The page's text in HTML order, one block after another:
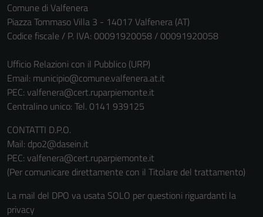
Comune di Valfenera
Piazza Tommaso Villa 3 - 14017 Valfenera (AT)
Codice fiscale / P. IVA: 00091920058 / 00091920058
Ufficio Relazioni con il Pubblico (URP)
Email: municipio@comune.valfenera.at.it
PEC: valfenera@cert.ruparpiemonte.it
Centralino unico: Tel. 0141 939125
CONTATTI D.P.O.
Mail: dpo2@dasein.it
PEC: valfenera@cert.ruparpiemonte.it
(Per comunicare direttamente con il Titolare del trattamento)
La mail del DPO va usata SOLO per questioni riguardanti la
privacy